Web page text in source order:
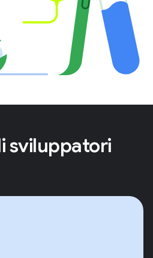
sviluppatori